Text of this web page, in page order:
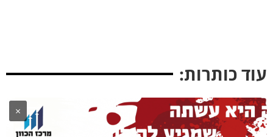
כותרות:
×